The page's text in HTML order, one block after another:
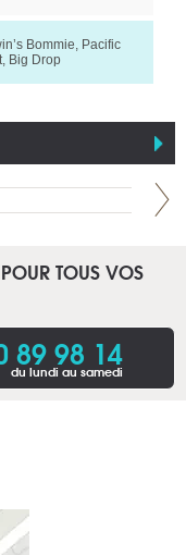
Bommie, Pacific
Big Drop
TOUS VOS
89 98 14
du lundi au samedi